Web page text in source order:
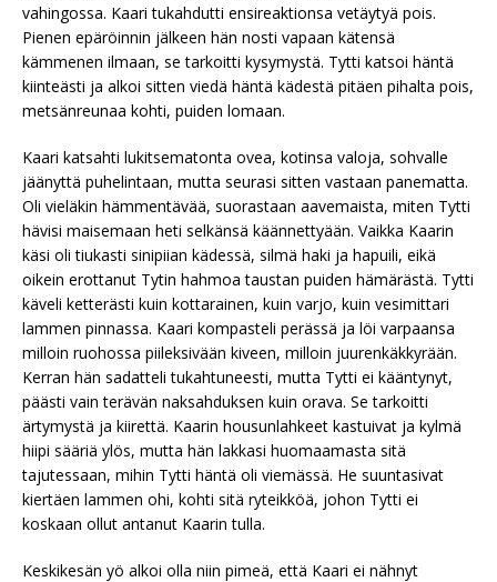
vahingossa. Kaari tukahdutti ensireaktionsa vetäytyä pois.
Pienen epäröinnin jälkeen hän nosti vapaan kätensä
kämmenen ilmaan, se tarkoitti kysymystä. Tytti katsoi häntä
kiinteästi ja alkoi sitten viedä häntä kädestä pitäen pihalta pois,
metsänreunaa kohti, puiden lomaan.
Kaari katsahti lukitsematonta ovea, kotinsa valoja, sohvalle
jäänyttä puhelintaan, mutta seurasi sitten vastaan panematta.
Oli vieläkin hämmentävää, suorastaan aavemaista, miten Tytti
hävisi maisemaan heti selkänsä käännettyään. Vaikka Kaarin
käsi oli tiukasti sinipiian kädessä, silmä haki ja hapuili, eikä
oikein erottanut Tytin hahmoa taustan puiden hämärästä. Tytti
käveli ketterästi kuin kottarainen, kuin varjo, kuin vesimittari
lammen pinnassa. Kaari kompasteli perässä ja löi varpaansa
milloin ruohossa piileksivään kiveen, milloin juurenkäkkyrään.
Kerran hän sadatteli tukahtuneesti, mutta Tytti ei kääntynyt,
päästi vain terävän naksahduksen kuin orava. Se tarkoitti
ärtymystä ja kiirettä. Kaarin housunlahkeet kastuivat ja kylmä
hiipi sääriä ylös, mutta hän lakkasi huomaamasta sitä
tajutessaan, mihin Tytti häntä oli viemässä. He suuntasivat
kiertäen lammen ohi, kohti sitä ryteikköä, johon Tytti ei
koskaan ollut antanut Kaarin tulla.
Keskikesän yö alkoi olla niin pimeä, että Kaari ei nähnyt